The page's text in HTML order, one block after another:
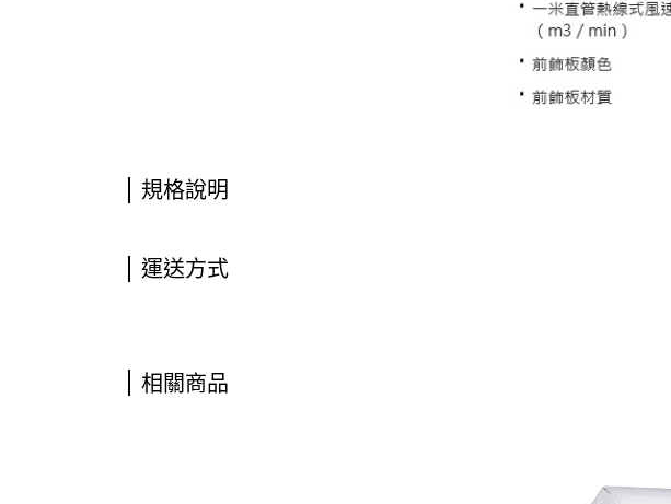
規格說明
運送方式
相關商品